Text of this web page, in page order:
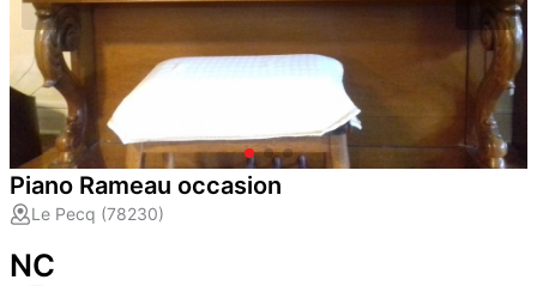
Piano Rameau occasion
Le Pecq (78230)
NC